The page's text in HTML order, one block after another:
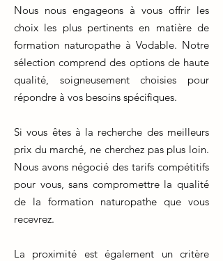
Nous nous engageons à vous offrir les
choix les plus pertinents en matière de
formation naturopathe à Vodable. Notre
sélection comprend des options de haute
qualité, soigneusement choisies pour
répondre à vos besoins spécifiques.
Si vous êtes à la recherche des meilleurs
prix du marché, ne cherchez pas plus loin.
Nous avons négocié des tarifs compétitifs
pour vous, sans compromettre la qualité
de la formation naturopathe que vous
recevrez.
La proximité est également un critère